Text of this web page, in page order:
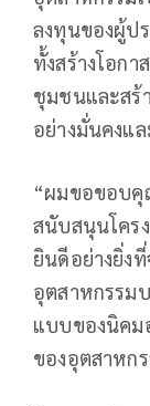
ลงทุนของผู้ป
ทั้งสร้างโอก
ชุมชนและสร้
อย่างมั่นคงแ
“ผมขอขอบคุ
สนับสนุนโคร
ยินดีอย่างยิ่ง
อุตสาหกรรม
แบบของนิคม
ของอุตสาหก